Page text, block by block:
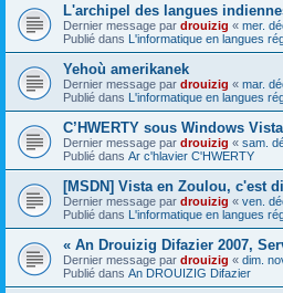
L'archipel des langues
Dernier message par drouizig « mer.
Publié dans L'informatique en langues
Yehoù amerikanek
Dernier message par drouizig « mar.
Publié dans L'informatique en langues
C’HWERTY sous Windows Vista
Dernier message par drouizig « sam.
Publié dans Ar c'hlavier C'HWERTY
[MSDN] Vista en Zoulou, c'est
Dernier message par drouizig « ven.
Publié dans L'informatique en langues
« An Drouizig Difazier 2007,
Dernier message par drouizig « dim.
Publié dans An DROUIZIG Difazier